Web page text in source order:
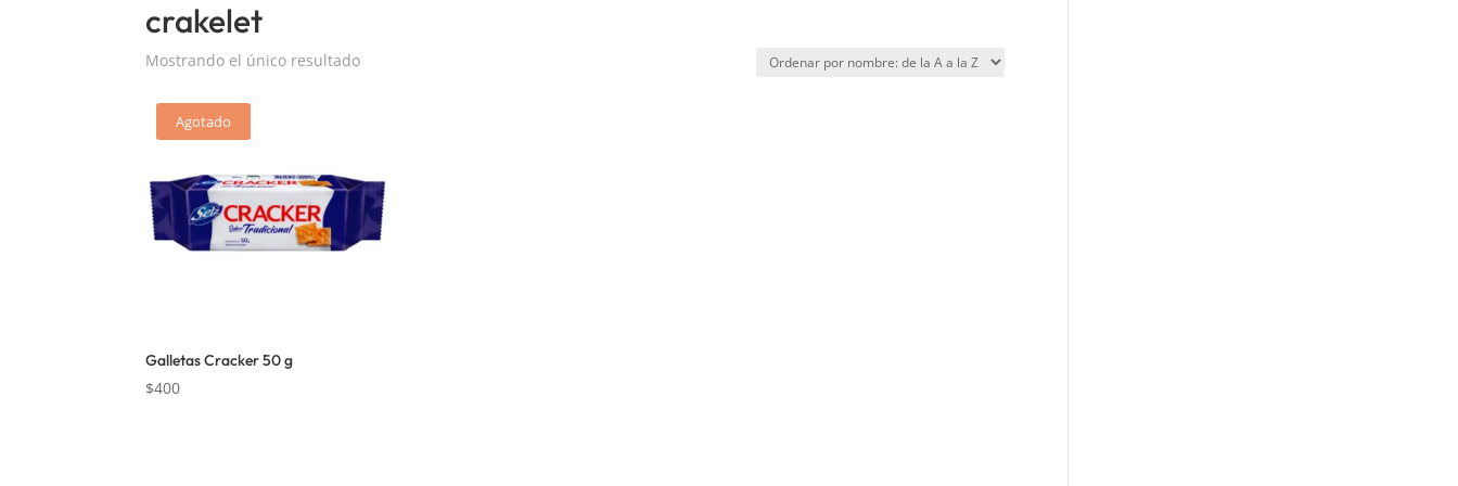
crakelet
Mostrando el único resultado
Agotado
Galletas Cracker 50 g
$400